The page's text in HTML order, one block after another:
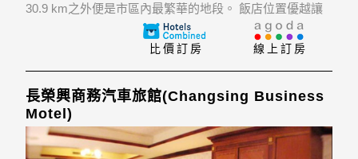
30.9 km之外便是市區內最繁華的地段。 飯店位置優越讓
遊人前往市區內的熱門景點變得方便快捷。
線上訂房
比價訂房
長榮興商務汽車旅館(Changsing Business
Motel)